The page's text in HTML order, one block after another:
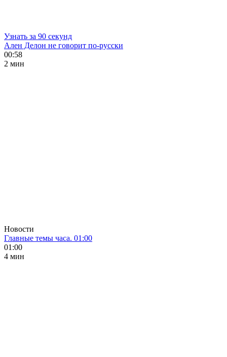
Узнать за 90 секунд
Ален Делон не говорит по-русски
00:58
2 мин
Новости
Главные темы часа. 01:00
01:00
4 мин